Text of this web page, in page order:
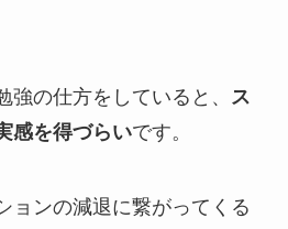
強の仕方をしていると、 ス
感を得づらいです。
ョンの減退に繋がってくる